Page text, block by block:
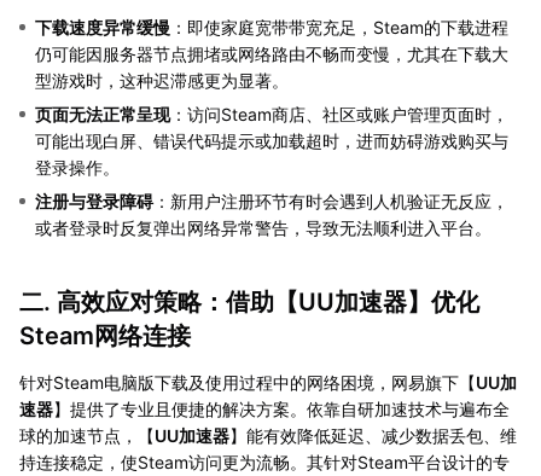
下载速度异常缓慢 ：即使家庭宽带带宽充足，Steam的下载进程
仍可能因服务器节点拥堵或网络路由不畅而变慢，尤其在下载大
型游戏时，这种迟滞感更为显著。
页面无法正常呈现：访问Steam商店、社区或账户管理页面时，
可能出现白屏、错误代码提示或加载超时，进而妨碍游戏购买与
登录操作。
注册与登录障碍：新用户注册环节有时会遇到人机验证无反应，
或者登录时反复弹出网络异常警告，导致无法顺利进入平台。
二. 高效应对策略：借助【UU加速器】优化
Steam网络连接
针对Steam电脑版下载及使用过程中的网络困境，网易旗下【UU加
速器】提供了专业且便捷的解决方案。依靠自研加速技术与遍布全
球的加速节点，【UU加速器】能有效降低延迟、减少数据丢包、维
持连接稳定，使Steam访问更为流畅。其针对Steam平台设计的专